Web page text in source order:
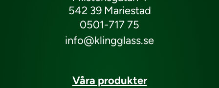
542 39 Mariestad
0501-717 75
info@klingglass.se
Våra produkter